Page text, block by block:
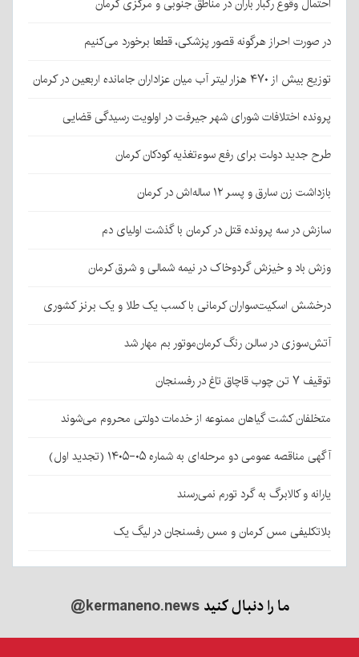
احتمال وقوع رگبار باران در مناطق جنوبی و مرکزی کرمان
در صورت احراز هرگونه قصور پزشکی، قطعا برخورد می‌کنیم
توزیع بیش از ۴۷۰ هزار لیتر آب میان عزاداران جامانده اربعین در کرمان
پرونده اختلافات شورای شهر جیرفت در اولویت رسیدگی قضایی
طرح جدید دولت برای رفع سوءتغذیه کودکان کرمان
بازداشت زن سارق و پسر ۱۲ ساله‌اش در کرمان
سازش در سه پرونده قتل در کرمان با گذشت اولیای دم
وزش باد و خیزش گردوخاک در نیمه شمالی و شرق کرمان
درخشش اسکیت‌سواران کرمانی با کسب یک طلا و یک برنز کشوری
آتش‌سوزی در سالن رنگ کرمان‌موتور بم مهار شد
توقیف ۷ تن چوب قاچاق تاغ در رفسنجان
متخلفان کشت گیاهان ممنوعه از خدمات دولتی محروم می‌شوند
آگهی مناقصه عمومی دو مرحله‌ای به شماره ۰۵-۱۴۰۵ (تجدید اول)
یارانه و کالابرگ به گرد تورم نمی‌رسند
بلاتکلیفی مس کرمان و مس رفسنجان در لیگ یک
ما را دنبال کنید@kermaneno.news